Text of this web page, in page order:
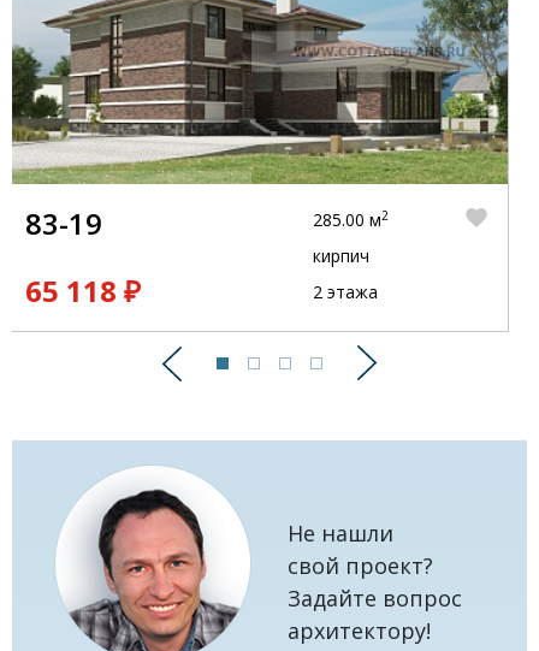
Предыдущий Следующий
83-19
65 118 ₽
285.00 м2
кирпич
2 этажа
Не нашли
свой проект?
Задайте вопрос
архитектору!